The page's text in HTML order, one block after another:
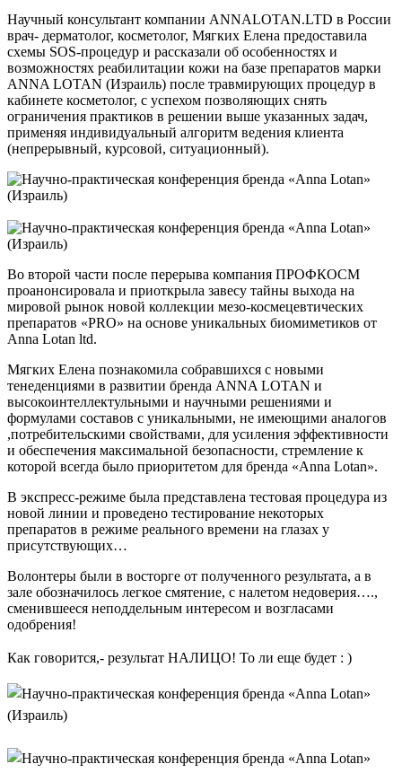
Научный консультант компании ANNALOTAN.LTD в России
врач- дерматолог, косметолог, Мягких Елена предоставила
схемы SOS-процедур и рассказали об особенностях и
возможностях реабилитации кожи на базе препаратов марки
ANNA LOTAN (Израиль) после травмирующих процедур в
кабинете косметолог, с успехом позволяющих снять
ограничения практиков в решении выше указанных задач,
применяя индивидуальный алгоритм ведения клиента
(непрерывный, курсовой, ситуационный).
Во второй части после перерыва компания ПРОФКОСМ
проанонсировала и приоткрыла завесу тайны выхода на
мировой рынок новой коллекции мезо-космецевтических
препаратов «PRO» на основе уникальных биомиметиков от
Anna Lotan ltd.
Мягких Елена познакомила собравшихся с новыми
тенеденциями в развитии бренда ANNA LOTAN и
высокоинтеллектульными и научными решениями и
формулами составов с уникальными, не имеющими аналогов
,потребительскими свойствами, для усиления эффективности
и обеспечения максимальной безопасности, стремление к
которой всегда было приоритетом для бренда «Anna Lotan».
В экспресс-режиме была представлена тестовая процедура из
новой линии и проведено тестирование некоторых
препаратов в режиме реального времени на глазах у
присутствующих…
Волонтеры были в восторге от полученного результата, а в
зале обозначилось легкое смятение, с налетом недоверия….,
сменившееся неподдельным интересом и возгласами
одобрения!
Как говорится,- результат НАЛИЦО! То ли еще будет : )